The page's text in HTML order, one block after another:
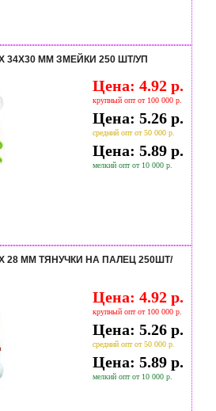
34Х30 ММ ЗМЕЙКИ 250 ШТ/УП
Цена: 4.92 р.
крупный опт от 100 000 р.
Цена: 5.26 р.
средний опт от 50 000 р.
Цена: 5.89 р.
мелкий опт от 10 000 р.
28 ММ ТЯНУЧКИ НА ПАЛЕЦ 250ШТ/
Цена: 4.92 р.
крупный опт от 100 000 р.
Цена: 5.26 р.
средний опт от 50 000 р.
Цена: 5.89 р.
мелкий опт от 10 000 р.